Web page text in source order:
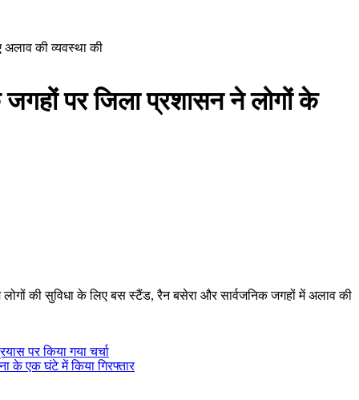
अलाव की व्यवस्था की
पर जिला प्रशासन ने लोगों के
की सुविधा के लिए बस स्टैंड, रैन बसेरा और सार्वजनिक जगहों में अलाव की
पर किया गया चर्चा
के एक घंटे में किया गिरफ्तार